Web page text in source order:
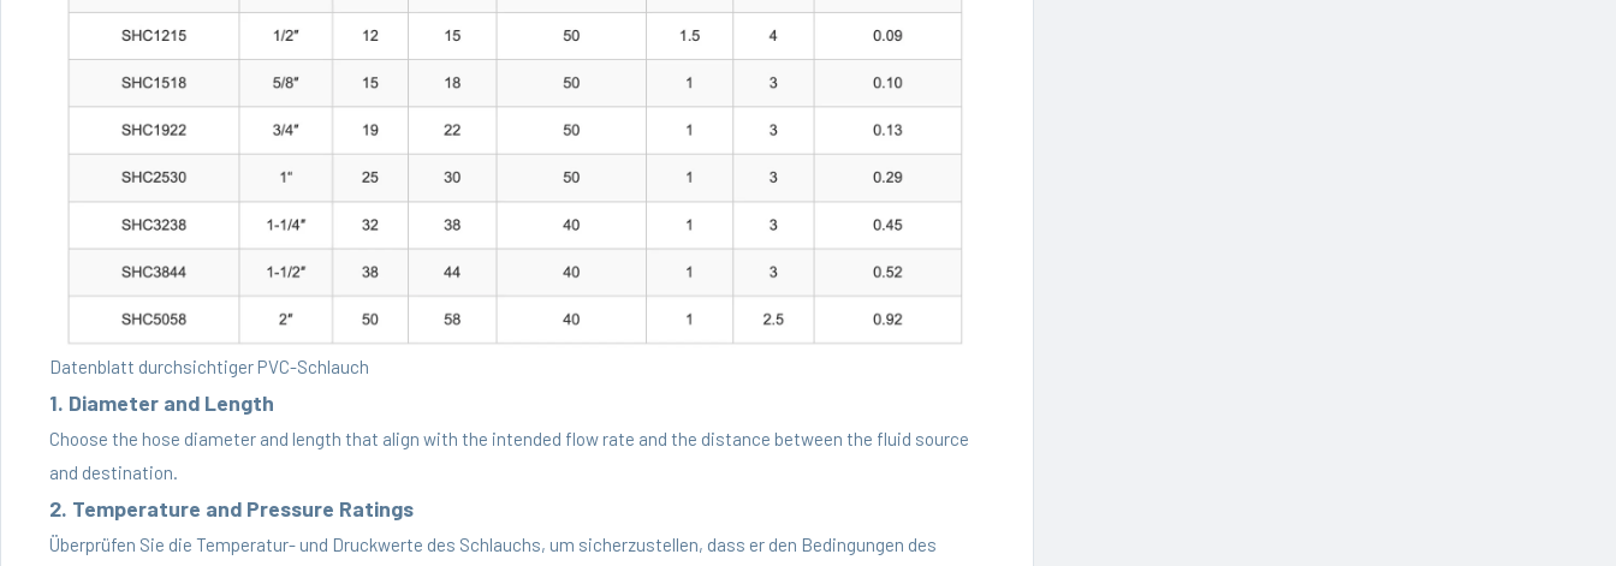
Datenblatt durchsichtiger PVC-Schlauch
1. Diameter and Length
Choose the hose diameter and length that align with the intended flow rate and the distance between the fluid source
and destination.
2. Temperature and Pressure Ratings
Überprüfen Sie die Temperatur- und Druckwerte des Schlauchs, um sicherzustellen, dass er den Bedingungen des